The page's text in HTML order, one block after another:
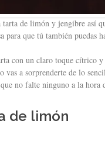
de limón y jengibre así
para que tú también puedas
con un claro toque cítrico y
vas a sorprenderte de lo
no falte ninguno a la hora
de limón